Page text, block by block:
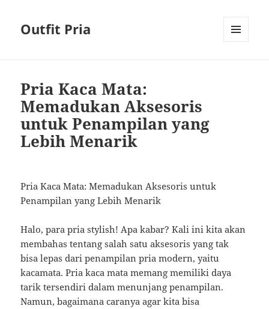
Outfit Pria
Pria Kaca Mata:
Memadukan Aksesoris
untuk Penampilan yang
Lebih Menarik
Pria Kaca Mata: Memadukan Aksesoris untuk
Penampilan yang Lebih Menarik
Halo, para pria stylish! Apa kabar? Kali ini kita akan
membahas tentang salah satu aksesoris yang tak
bisa lepas dari penampilan pria modern, yaitu
kacamata. Pria kaca mata memang memiliki daya
tarik tersendiri dalam menunjang penampilan.
Namun, bagaimana caranya agar kita bisa